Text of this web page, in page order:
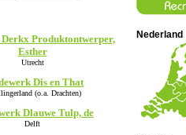
Produktontwerper,
Esther
Utrecht
Dis en That
(o.a. Drachten)
Dlauwe Tulp, de
Delft
Nederland